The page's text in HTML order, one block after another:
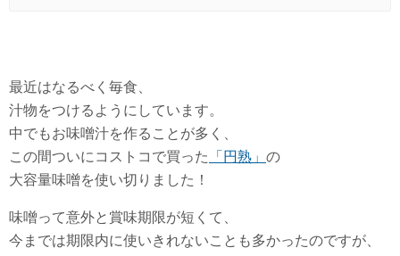
最近はなるべく毎食、
汁物をつけるようにしています。
中でもお味噌汁を作ることが多く、
この間ついにコストコで買った
「円熟」 の
大容量味噌を使い切りました！
味噌って意外と賞味期限が短くて、
今までは期限内に使いきれないことも多かったのですが、